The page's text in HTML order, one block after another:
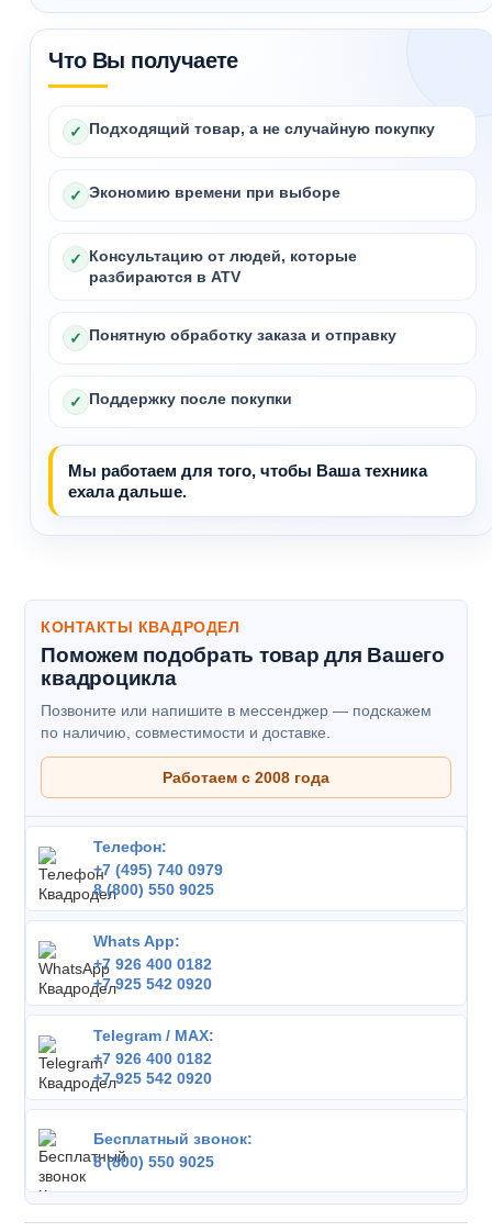
Что Вы получаете
✓ Подходящий товар, а не случайную покупку
✓ Экономию времени при выборе
✓ Консультацию от людей, которые
разбираются в ATV
✓ Понятную обработку заказа и отправку
✓ Поддержку после покупки
Мы работаем для того, чтобы Ваша техника
ехала дальше.
КОНТАКТЫ КВАДРОДЕЛ
Поможем подобрать товар для Вашего
квадроцикла
Позвоните или напишите в мессенджер — подскажем
по наличию, совместимости и доставке.
Работаем с 2008 года
Телефон:
+7 (495) 740 0979
8 (800) 550 9025
Whats App:
+7 926 400 0182
+7 925 542 0920
Telegram / MAX:
+7 926 400 0182
+7 925 542 0920
Бесплатный звонок:
8 (800) 550 9025